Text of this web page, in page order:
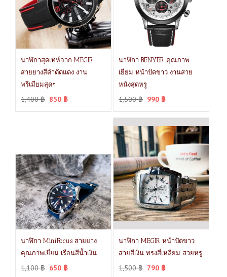
นาฬิกาสุดเท่ห์จาก MEGIR
สายยางสีดำตัดแดง งาน
พรีเมียมสุดๆ
1,400฿ 850 ฿
นาฬิกา BENYER คุณภาพ
เยี่ยม หน้าปัดขาว งานสาย
หนังสุดหรู
1,500฿ 990 ฿
นาฬิกา MiniFocus สายยาง
คุณภาพเยี่ยม เรือนสีน้ำเงิน
1,100฿ 650 ฿
นาฬิกา MEGIR หน้าปัดขาว
สายสีเงิน ทรงสี่เหลี่ยม สวยหรู
1,500฿ 790 ฿